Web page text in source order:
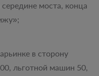
моста, конца
в сторону
льготной машин 50,